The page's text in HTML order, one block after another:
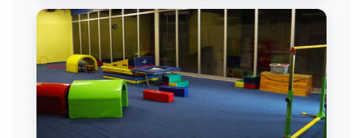
Cimnastik Alanı